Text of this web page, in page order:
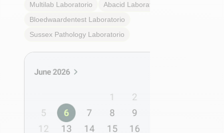
Multilab Laboratorio Abacid Laboratorio
Bloedwaardentest Laboratorio
Sussex Pathology Laboratorio